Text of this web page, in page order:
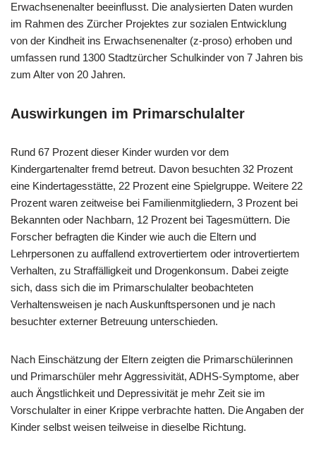
Erwachsenenalter beeinflusst. Die analysierten Daten wurden
im Rahmen des Zürcher Projektes zur sozialen Entwicklung
von der Kindheit ins Erwachsenenalter (z-proso) erhoben und
umfassen rund 1300 Stadtzürcher Schulkinder von 7 Jahren bis
zum Alter von 20 Jahren.
Auswirkungen im Primarschulalter
Rund 67 Prozent dieser Kinder wurden vor dem
Kindergartenalter fremd betreut. Davon besuchten 32 Prozent
eine Kindertagesstätte, 22 Prozent eine Spielgruppe. Weitere 22
Prozent waren zeitweise bei Familienmitgliedern, 3 Prozent bei
Bekannten oder Nachbarn, 12 Prozent bei Tagesmüttern. Die
Forscher befragten die Kinder wie auch die Eltern und
Lehrpersonen zu auffallend extrovertiertem oder introvertiertem
Verhalten, zu Straffälligkeit und Drogenkonsum. Dabei zeigte
sich, dass sich die im Primarschulalter beobachteten
Verhaltensweisen je nach Auskunftspersonen und je nach
besuchter externer Betreuung unterschieden.
Nach Einschätzung der Eltern zeigten die Primarschülerinnen
und Primarschüler mehr Aggressivität, ADHS-Symptome, aber
auch Ängstlichkeit und Depressivität je mehr Zeit sie im
Vorschulalter in einer Krippe verbrachte hatten. Die Angaben der
Kinder selbst weisen teilweise in dieselbe Richtung.